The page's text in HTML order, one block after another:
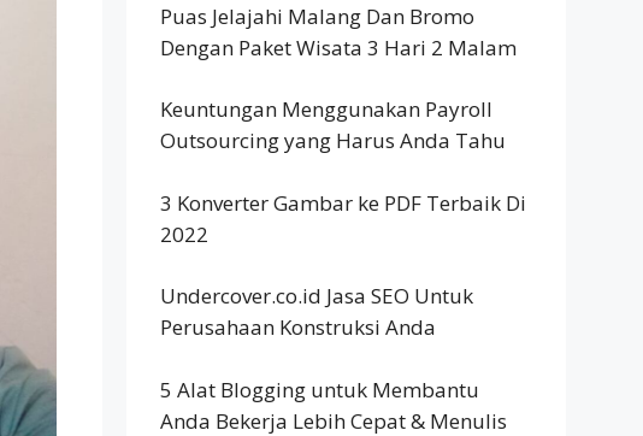
Puas Jelajahi Malang Dan Bromo
Dengan Paket Wisata 3 Hari 2 Malam
Keuntungan Menggunakan Payroll
Outsourcing yang Harus Anda Tahu
3 Konverter Gambar ke PDF Terbaik Di
2022
Undercover.co.id Jasa SEO Untuk
Perusahaan Konstruksi Anda
5 Alat Blogging untuk Membantu
Anda Bekerja Lebih Cepat & Menulis